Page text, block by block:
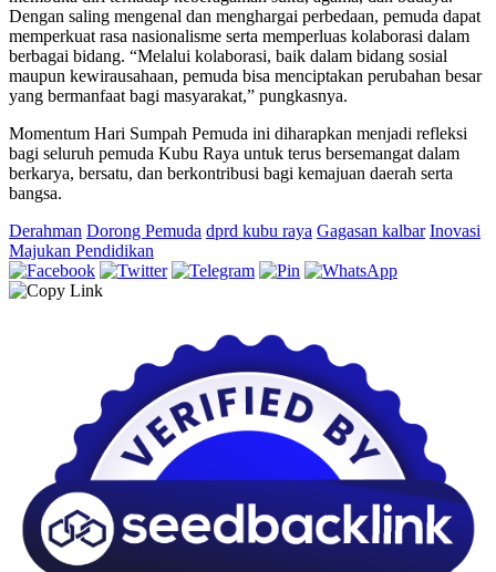
Dengan saling mengenal dan menghargai perbedaan, pemuda dapat
memperkuat rasa nasionalisme serta memperluas kolaborasi dalam
berbagai bidang. “Melalui kolaborasi, baik dalam bidang sosial
maupun kewirausahaan, pemuda bisa menciptakan perubahan besar
yang bermanfaat bagi masyarakat,” pungkasnya.
Momentum Hari Sumpah Pemuda ini diharapkan menjadi refleksi
bagi seluruh pemuda Kubu Raya untuk terus bersemangat dalam
berkarya, bersatu, dan berkontribusi bagi kemajuan daerah serta
bangsa.
Derahman Dorong Pemuda dprd kubu raya Gagasan kalbar Inovasi
Majukan Pendidikan